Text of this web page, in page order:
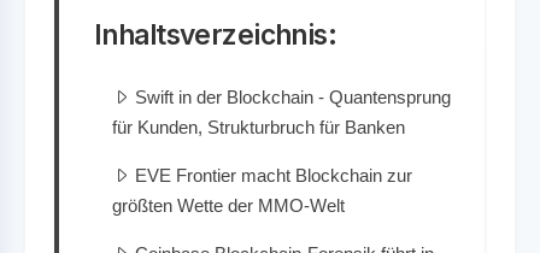
Inhaltsverzeichnis:
Swift in der Blockchain - Quantensprung
für Kunden, Strukturbruch für Banken
EVE Frontier macht Blockchain zur
größten Wette der MMO-Welt